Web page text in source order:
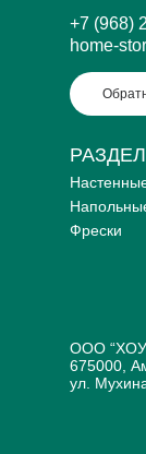
ООО
675000,
ул.
Фрески
+7 (968)
home-